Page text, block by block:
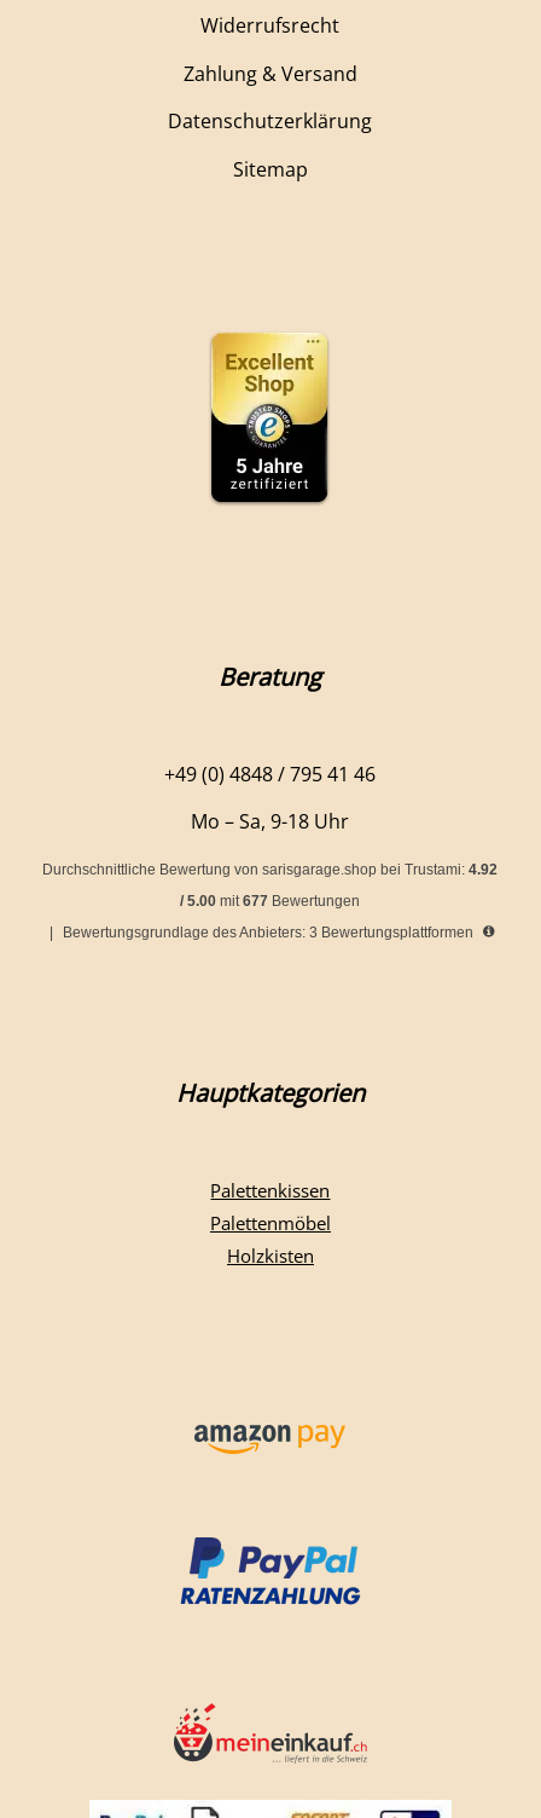
Widerrufsrecht
Zahlung & Versand
Datenschutzerklärung
Sitemap
Beratung
+49 (0) 4848 / 795 41 46
Mo – Sa, 9-18 Uhr
Durchschnittliche Bewertung von sarisgarage.shop bei Trustami:4.92
/5.00 mit677 Bewertungen
Bewertungsgrundlage des Anbieters: 3 Bewertungsplattformen
Hauptkategorien
Palettenkissen
Palettenmöbel
Holzkisten